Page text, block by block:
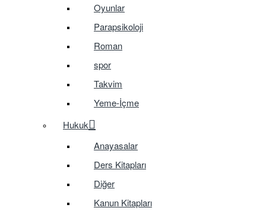
Oyunlar
Parapsikoloji
Roman
spor
Takvim
Yeme-İçme
Hukuk
Anayasalar
Ders Kitapları
Diğer
Kanun Kitapları